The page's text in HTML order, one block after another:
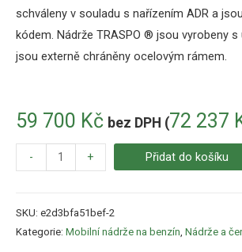
59 700 Kč bez DPH (72 237
schváleny v souladu s nařízením ADR a
kódem. Nádrže TRASPO ® jsou vyrobeny
jsou externě chráněny ocelovým rámem.
- + Přidat do košíku
SKU: e2d3bfa51bef-2
Kategorie: Mobilní nádrže na benzín, Nádrže a